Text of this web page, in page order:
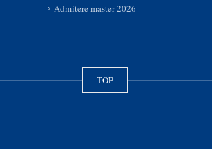
Admitere master 2026
TOP